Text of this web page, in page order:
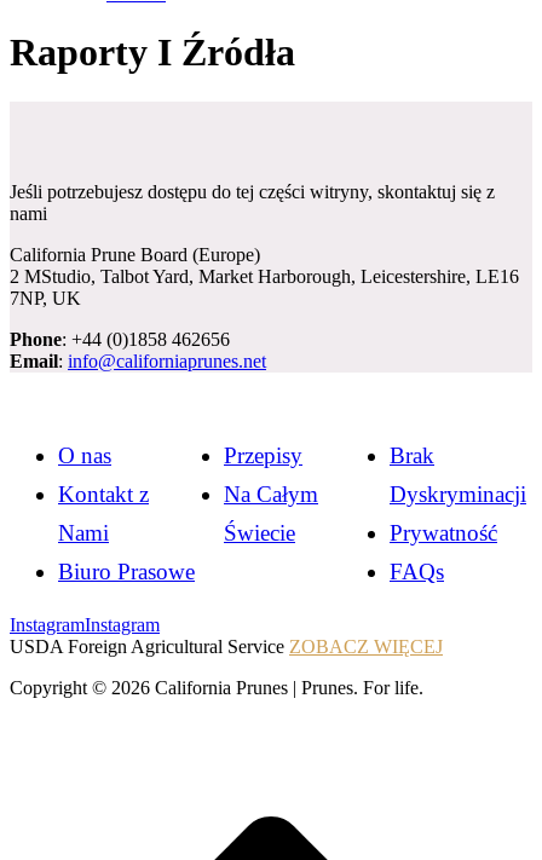
Raporty I Źródła
Jeśli potrzebujesz dostępu do tej części witryny, skontaktuj się z
nami
California Prune Board (Europe)
2 MStudio, Talbot Yard, Market Harborough, Leicestershire, LE16
7NP, UK
Phone: +44 (0)1858 462656
Email: info@californiaprunes.net
O nas
Kontakt z
Nami
Biuro Prasowe
Przepisy
Na Całym
Świecie
Brak
Dyskryminacji
Prywatność
FAQs
InstagramInstagram
USDA Foreign Agricultural Service ZOBACZ WIĘCEJ
Copyright © 2026 California Prunes | Prunes. For life.